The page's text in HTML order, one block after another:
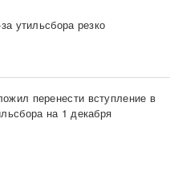
утильсбора резко
перенести вступление в
на 1 декабря